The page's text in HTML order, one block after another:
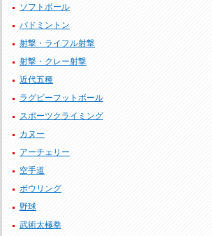
ソフトボール
バドミントン
射撃・ライフル射撃
射撃・クレー射撃
近代五種
ラグビーフットボール
スポーツクライミング
カヌー
アーチェリー
空手道
ボウリング
野球
武術太極拳